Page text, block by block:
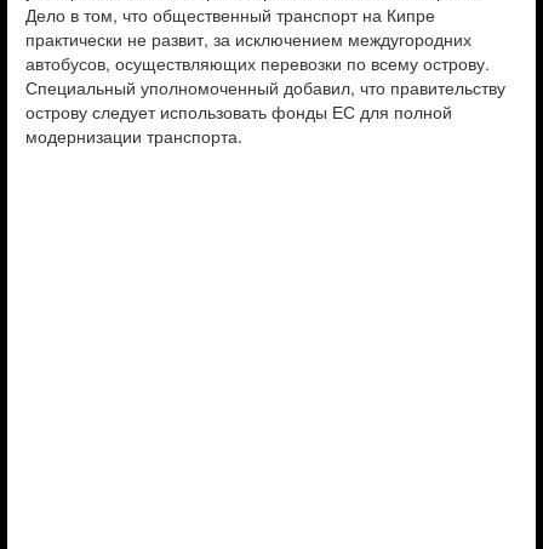
Дело в том, что общественный транспорт на Кипре
практически не развит, за исключением междугородних
автобусов, осуществляющих перевозки по всему острову.
Специальный уполномоченный добавил, что правительству
острову следует использовать фонды ЕС для полной
модернизации транспорта.